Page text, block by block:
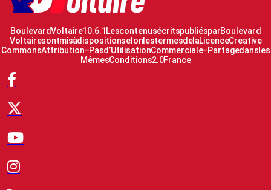
Boulevard Voltaire 10.6.1 Les contenus écrits publiés par Boulevard
Voltaire sont mis à disposition selon les termes de la Licence Creative
Commons Attribution – Pas d’Utilisation Commerciale – Partage dans les
Mêmes Conditions 2.0 France